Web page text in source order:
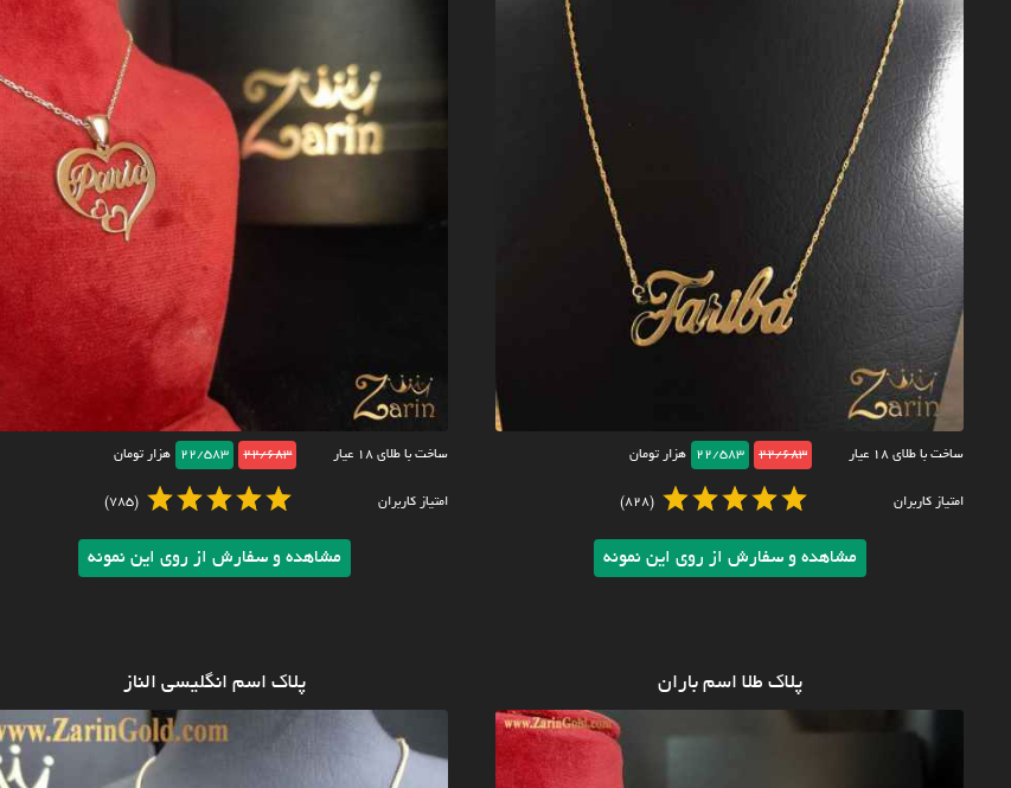
ساخت با طلای ۱۸ عیار 22/683
22/583 هزار تومان
امتیاز کاربران (828)
مشاهده و سفارش از روی این نمونه
ساخت با طلای ۱۸ عیار 22/683
22/583 هزار تومان
امتیاز کاربران (785)
مشاهده و سفارش از روی این نمونه
پلاک طلا اسم باران پلاک اسم انگلیسی الناز